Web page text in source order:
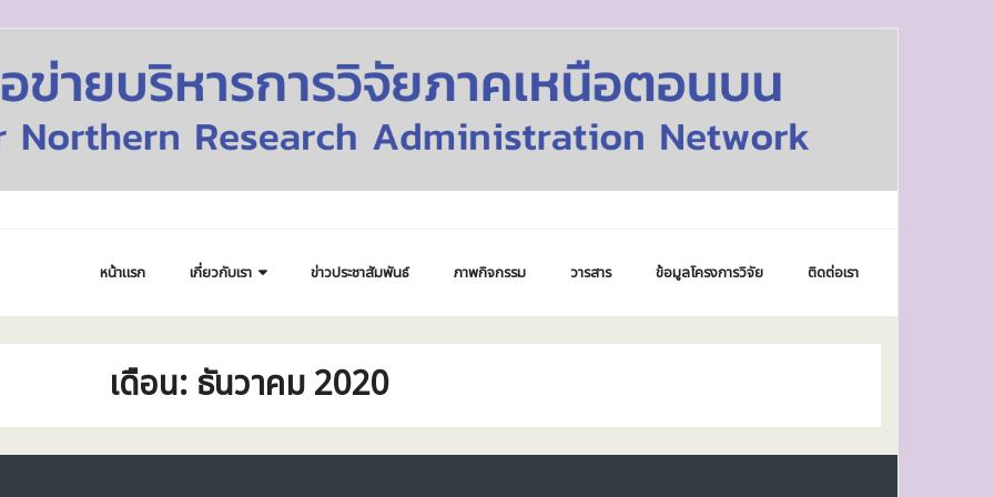
หน้าแรก เกี่ยวกับเรา ข่าวประชาสัมพันธ์ ภาพกิจกรรม วารสาร ข้อมูลโครงการวิจัย ติดต่อเรา
เดือน: ธันวาคม 2020